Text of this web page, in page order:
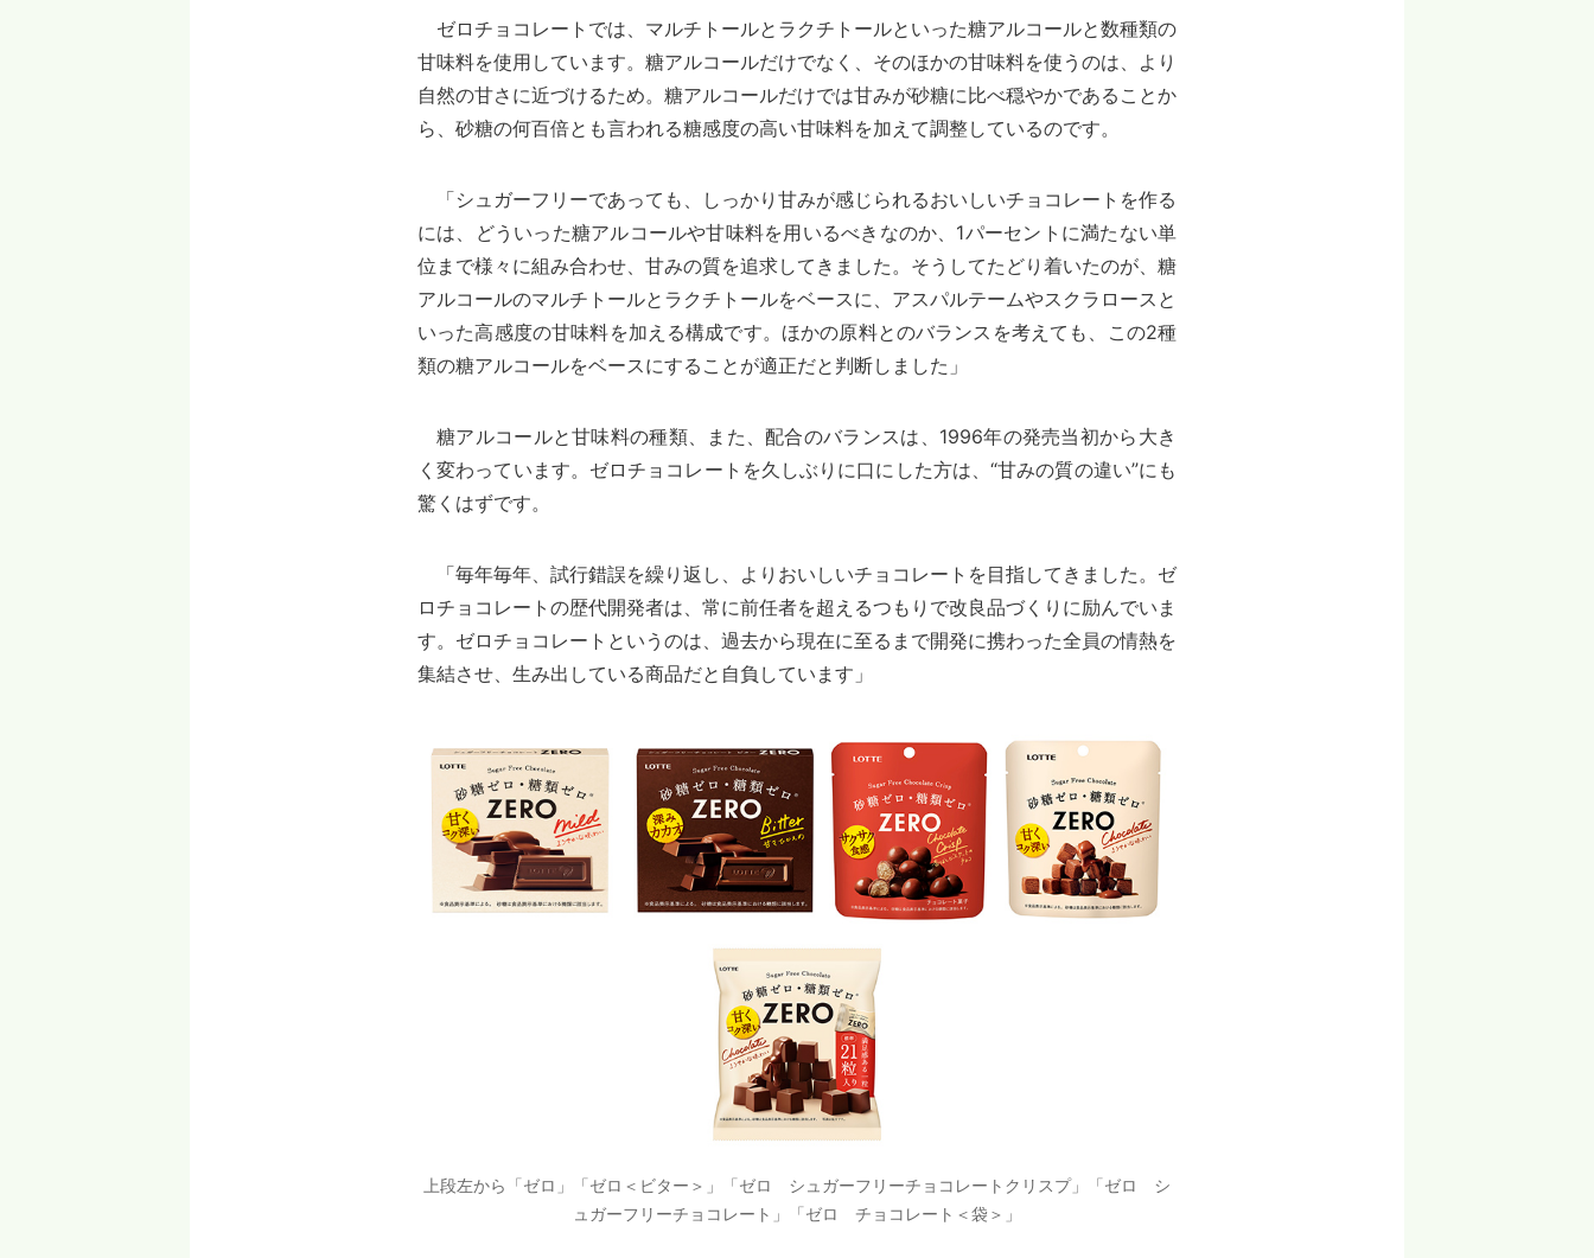
ゼロチョコレートでは、マルチトールとラクチトールといった糖アルコールと数種類の
甘味料を使用しています。糖アルコールだけでなく、そのほかの甘味料を使うのは、より
自然の甘さに近づけるため。糖アルコールだけでは甘みが砂糖に比べ穏やかであることか
ら、砂糖の何百倍とも言われる糖感度の高い甘味料を加えて調整しているのです。
「シュガーフリーであっても、しっかり甘みが感じられるおいしいチョコレートを作る
には、どういった糖アルコールや甘味料を用いるべきなのか、1パーセントに満たない単
位まで様々に組み合わせ、甘みの質を追求してきました。そうしてたどり着いたのが、糖
アルコールのマルチトールとラクチトールをベースに、アスパルテームやスクラロースと
いった高感度の甘味料を加える構成です。ほかの原料とのバランスを考えても、この2種
類の糖アルコールをベースにすることが適正だと判断しました」
糖アルコールと甘味料の種類、また、配合のバランスは、1996年の発売当初から大き
く変わっています。ゼロチョコレートを久しぶりに口にした方は、“甘みの質の違い”にも
驚くはずです。
「毎年毎年、試行錯誤を繰り返し、よりおいしいチョコレートを目指してきました。ゼ
ロチョコレートの歴代開発者は、常に前任者を超えるつもりで改良品づくりに励んでいま
す。ゼロチョコレートというのは、過去から現在に至るまで開発に携わった全員の情熱を
集結させ、生み出している商品だと自負しています」
上段左から「ゼロ」「ゼロ＜ビター＞」「ゼロ シュガーフリーチョコレートクリスプ」「ゼロ シ
ュガーフリーチョコレート」「ゼロ チョコレート＜袋＞」